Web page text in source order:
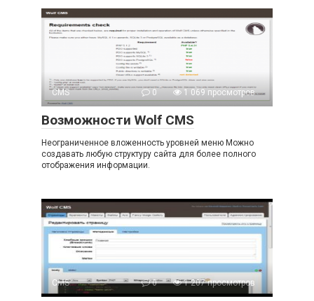
CMS 0 1 069 просмотров
Возможности Wolf CMS
Неограниченное вложенность уровней меню Можно
создавать любую структуру сайта для более полного
отображения информации.
CMS 0 1 207 просмотров